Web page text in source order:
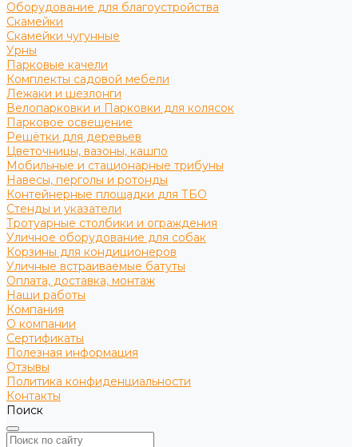
Оборудование для благоустройства
Скамейки
Скамейки чугунные
Урны
Парковые качели
Комплекты садовой мебели
Лежаки и шезлонги
Велопарковки и Парковки для колясок
Парковое освещение
Решётки для деревьев
Цветочницы, вазоны, кашпо
Мобильные и стационарные трибуны
Навесы, перголы и ротонды
Контейнерные площадки для ТБО
Стенды и указатели
Тротуарные столбики и ограждения
Уличное оборудование для собак
Корзины для кондиционеров
Уличные встраиваемые батуты
Оплата, доставка, монтаж
Наши работы
Компания
О компании
Сертификаты
Полезная информация
Отзывы
Политика конфиденциальности
Контакты
Поиск